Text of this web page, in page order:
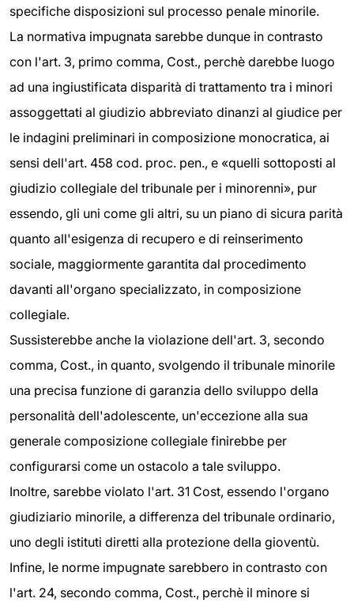
specifiche disposizioni sul processo penale minorile.
La normativa impugnata sarebbe dunque in contrasto
con l'art. 3, primo comma, Cost., perchè darebbe luogo
ad una ingiustificata disparità di trattamento tra i minori
assoggettati al giudizio abbreviato dinanzi al giudice per
le indagini preliminari in composizione monocratica, ai
sensi dell'art. 458 cod. proc. pen., e «quelli sottoposti al
giudizio collegiale del tribunale per i minorenni», pur
essendo, gli uni come gli altri, su un piano di sicura parità
quanto all'esigenza di recupero e di reinserimento
sociale, maggiormente garantita dal procedimento
davanti all'organo specializzato, in composizione
collegiale.
Sussisterebbe anche la violazione dell'art. 3, secondo
comma, Cost., in quanto, svolgendo il tribunale minorile
una precisa funzione di garanzia dello sviluppo della
personalità dell'adolescente, un'eccezione alla sua
generale composizione collegiale finirebbe per
configurarsi come un ostacolo a tale sviluppo.
Inoltre, sarebbe violato l'art. 31 Cost, essendo l'organo
giudiziario minorile, a differenza del tribunale ordinario,
uno degli istituti diretti alla protezione della gioventù.
Infine, le norme impugnate sarebbero in contrasto con
l'art. 24, secondo comma, Cost., perchè il minore si